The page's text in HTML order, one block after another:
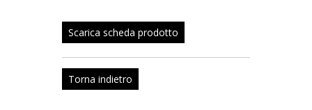
Scarica scheda prodotto
Torna indietro